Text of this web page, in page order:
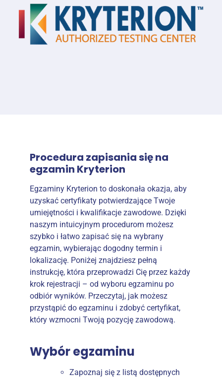
Procedura zapisania się na
egzamin Kryterion
Egzaminy Kryterion to doskonała okazja, aby
uzyskać certyfikaty potwierdzające Twoje
umiejętności i kwalifikacje zawodowe. Dzięki
naszym intuicyjnym procedurom możesz
szybko i łatwo zapisać się na wybrany
egzamin, wybierając dogodny termin i
lokalizację. Poniżej znajdziesz pełną
instrukcję, która przeprowadzi Cię przez każdy
krok rejestracji – od wyboru egzaminu po
odbiór wyników. Przeczytaj, jak możesz
przystąpić do egzaminu i zdobyć certyfikat,
który wzmocni Twoją pozycję zawodową.
Wybór egzaminu
Zapoznaj się z listą dostępnych